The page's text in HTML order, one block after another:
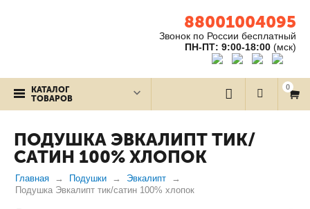
88001004095
Звонок по России бесплатный
ПН-ПТ: 9:00-18:00 (мск)
КАТАЛОГ
ТОВАРОВ
0
ПОДУШКА ЭВКАЛИПТ ТИК/
САТИН 100% ХЛОПОК
Главная Подушки
Эвкалипт
Подушка Эвкалипт тик/сатин 100% хлопок